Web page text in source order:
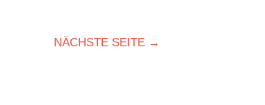
NÄCHSTE SEITE →